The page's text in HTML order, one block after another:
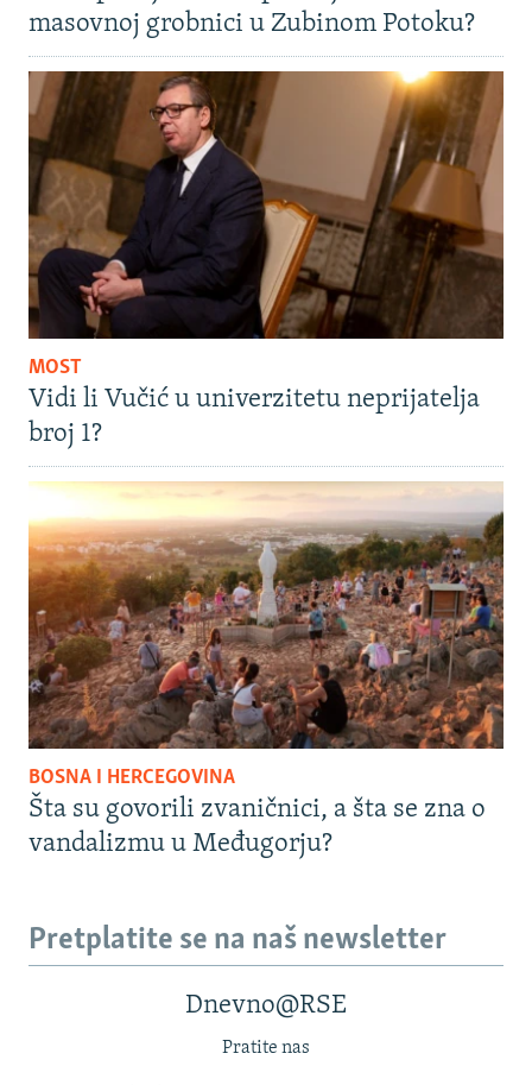
masovnoj grobnici u Zubinom Potoku?
MOST
Vidi li Vučić u univerzitetu neprijatelja
broj 1?
BOSNA I HERCEGOVINA
Šta su govorili zvaničnici, a šta se zna o
vandalizmu u Međugorju?
Pretplatite se na naš newsletter
Dnevno@RSE
Pratite nas